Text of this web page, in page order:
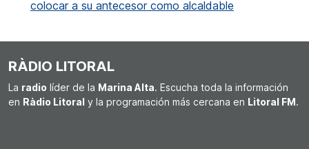
colocar a su antecesor como alcaldable
RÀDIO LITORAL
La radio líder de la Marina Alta. Escucha toda la información
en Ràdio Litoral y la programación más cercana en Litoral FM.